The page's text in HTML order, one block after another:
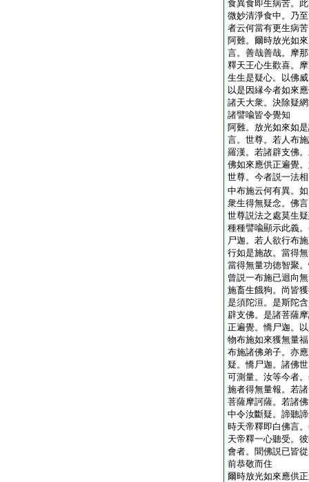
食異食即生病苦。
微妙清淨食中。乃
者云何當有更生病
阿難。爾時放光如
言。善哉善哉。摩
釋天王心生歡喜。
生生是疑心。以佛
以是因縁今者如來
諸天大衆。決除疑
諸譬喩皆令覺知
阿難。放光如來如
言。世尊。若人布
羅漢。若諸辟支佛
佛如來應供正遍覺
世尊。今者説一法
中布施云何有異。
衆生得無疑念。佛
世尊説法之處莫生
種種譬喩顯示此義
尸迦。若人欲行布
行如是施故。當得
當得無量功徳智聚
曾説一布施已迴向
施畜生餓狗。尚皆
是須陀洹。是斯陀
辟支佛。是諸菩薩
正遍覺。憍尸迦。
物布施如來獲無量
布施諸佛弟子。亦
疑。憍尸迦。諸佛
可測量。汝等今者
施者得無量報。若
菩薩摩訶薩。若諸
中令汝斷疑。諦聽
時天帝釋即白佛言
天帝釋一心聽受。
會者。聞佛説已皆
前恭敬而住
爾時放光如來應供